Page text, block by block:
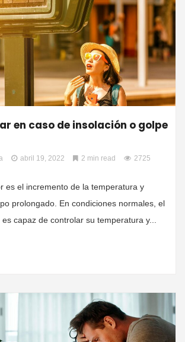
en caso de insolación o golpe
abril 19, 2022 2 min read 2725
es el incremento de la temperatura y
prolongado. En condiciones normales, el
capaz de controlar su temperatura y...